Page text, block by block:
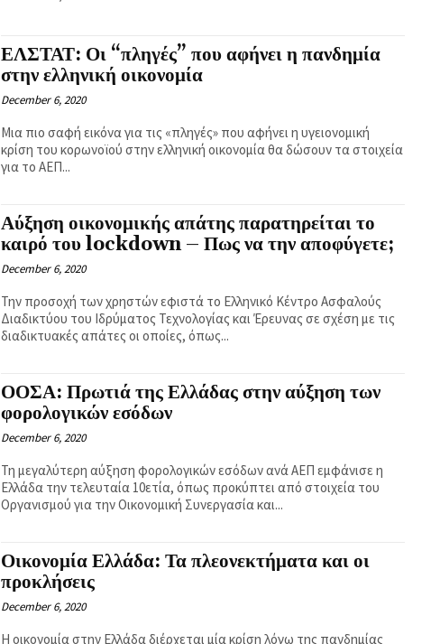
ΕΛΣΤΑΤ: Οι “πληγές” που αφήνει η πανδημία
στην ελληνική οικονομία
December 6, 2020
Μια πιο σαφή εικόνα για τις «πληγές» που αφήνει η υγειονομική
κρίση του κορωνοϊού στην ελληνική οικονομία θα δώσουν τα στοιχεία
για το ΑΕΠ...
Αύξηση οικονομικής απάτης παρατηρείται το
καιρό του lockdown – Πως να την αποφύγετε;
December 6, 2020
Την προσοχή των χρηστών εφιστά το Ελληνικό Κέντρο Ασφαλούς
Διαδικτύου του Ιδρύματος Τεχνολογίας και Έρευνας σε σχέση με τις
διαδικτυακές απάτες οι οποίες, όπως...
ΟΟΣΑ: Πρωτιά της Ελλάδας στην αύξηση των
φορολογικών εσόδων
December 6, 2020
Τη μεγαλύτερη αύξηση φορολογικών εσόδων ανά ΑΕΠ εμφάνισε η
Ελλάδα την τελευταία 10ετία, όπως προκύπτει από στοιχεία του
Οργανισμού για την Οικονομική Συνεργασία και...
Οικονομία Ελλάδα: Τα πλεονεκτήματα και οι
προκλήσεις
December 6, 2020
Η οικονομία στην Ελλάδα διέρχεται μία κρίση λόγω της πανδημίας